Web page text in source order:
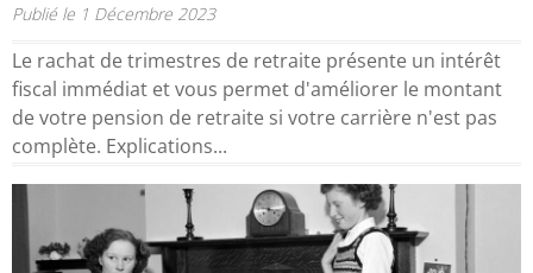
Publié le 1 Décembre 2023
Le rachat de trimestres de retraite présente un intérêt
fiscal immédiat et vous permet d'améliorer le montant
de votre pension de retraite si votre carrière n'est pas
complète. Explications...